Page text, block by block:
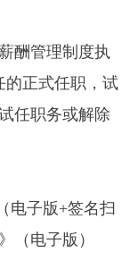
酬管理制度执
的正式任职，试
任职务或解除
电子版+签名扫
（电子版）